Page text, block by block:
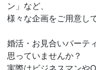
ン」など、
様々な企画をご用意し
婚活・お見合いパーテ
思っていませんか？